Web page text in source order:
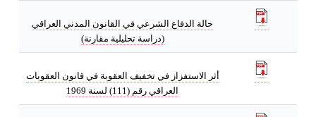
حالة الدفاع الشرعي في القانون المدني العراقي
(دراسة تحليلية مقارنة)
أثر الاستفزاز في تخفيف العقوبة في قانون العقوبات